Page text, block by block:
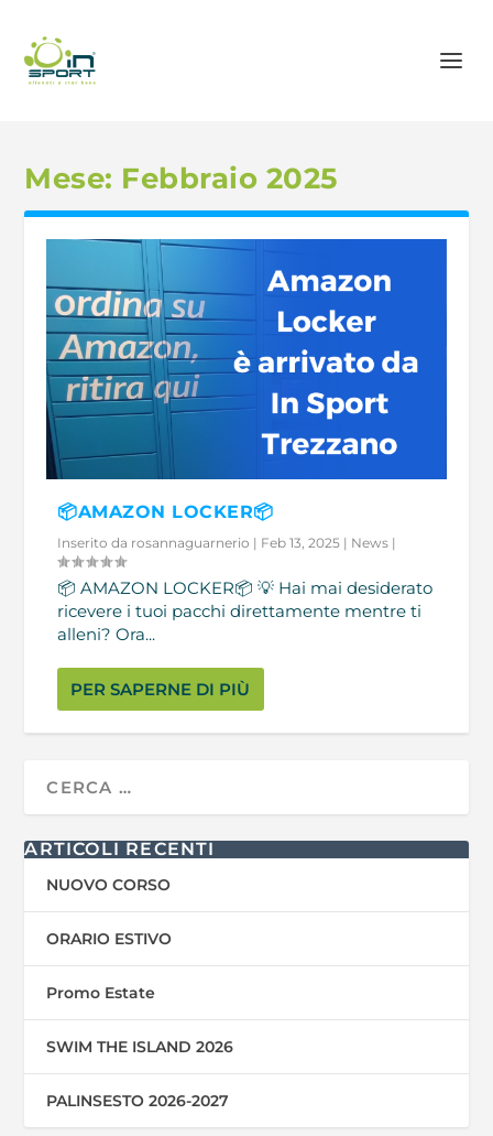
Mese: Febbraio 2025
📦AMAZON LOCKER📦
Inserito da rosannaguarnerio | Feb 13, 2025 | News |
📦 AMAZON LOCKER📦 💡 Hai mai desiderato
ricevere i tuoi pacchi direttamente mentre ti
alleni? Ora...
PER SAPERNE DI PIÙ
ARTICOLI RECENTI
NUOVO CORSO
ORARIO ESTIVO
Promo Estate
SWIM THE ISLAND 2026
PALINSESTO 2026-2027